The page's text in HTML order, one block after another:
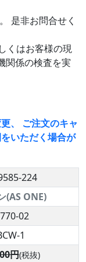
是非お問合せく
くはお客様の現
関係の検査を実
、 ご注文のキャ
いただく場合が
224
(AS ONE)
02
1
円(税抜)